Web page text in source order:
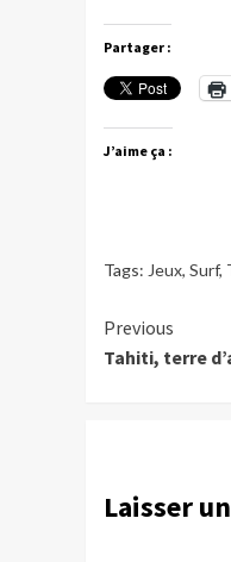
Partager :
J’aime ça :
Tags: Jeux, Surf,
Continue
Reading
Previous
Tahiti, terre
Laisser